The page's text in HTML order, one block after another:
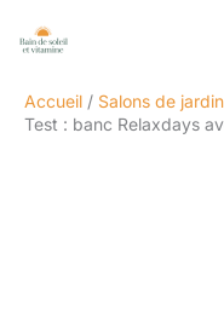
Accueil
Salons de jardin
Test : banc Relaxdays